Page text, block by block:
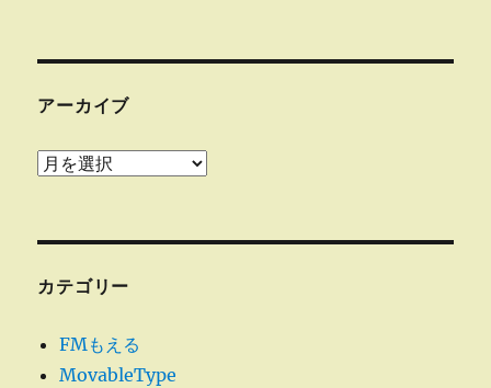
アーカイブ
ア
ブ
カテゴリー
FMもえる
MovableType